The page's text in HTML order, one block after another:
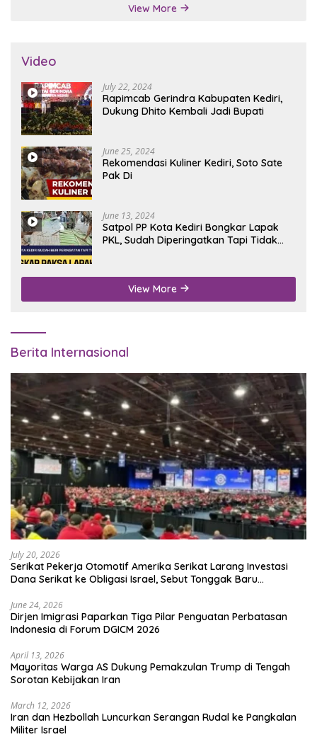
View More
Video
July 22, 2024
Rapimcab Gerindra Kabupaten Kediri,
Dukung Dhito Kembali Jadi Bupati
June 25, 2024
Rekomendasi Kuliner Kediri, Soto Sate
Pak Di
June 13, 2024
Satpol PP Kota Kediri Bongkar Lapak
PKL, Sudah Diperingatkan Tapi Tidak
View More
Berita Internasional
July 20, 2026
Serikat Pekerja Otomotif Amerika Serikat Larang Investasi
Dana Serikat ke Obligasi Israel, Sebut Tonggak Baru
June 24, 2026
Dirjen Imigrasi Paparkan Tiga Pilar Penguatan Perbatasan
Indonesia di Forum DGICM 2026
April 13, 2026
Mayoritas Warga AS Dukung Pemakzulan Trump di Tengah
Sorotan Kebijakan Iran
March 12, 2026
Iran dan Hezbollah Luncurkan Serangan Rudal ke Pangkalan
Militer Israel